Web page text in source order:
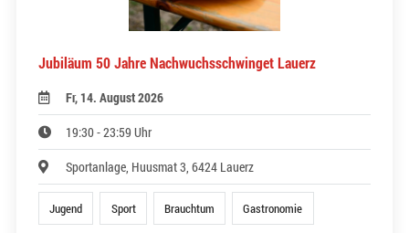
Jubiläum 50 Jahre Nachwuchsschwinget Lauerz
Fr, 14. August 2026
19:30 - 23:59 Uhr
Sportanlage, Huusmat 3, 6424 Lauerz
Jugend Sport Brauchtum Gastronomie